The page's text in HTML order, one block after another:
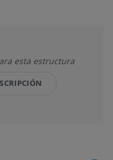
esta estructura